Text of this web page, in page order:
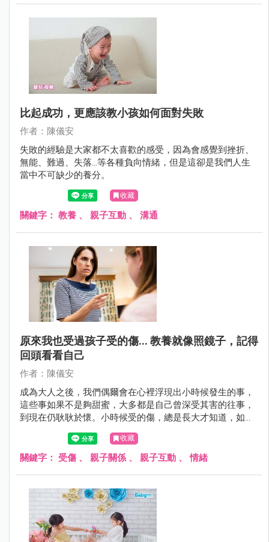
比起成功，更應該教小孩如何面對失敗
作者：陳儀安
失敗的經驗是大家都不太喜歡的感受，因為會感覺到挫折、
無能、難過、失落...等各種負向情緒，但是這卻是我們人生
當中不可缺少的養分。
收藏
關鍵字： 教養 、 親子互動 、 溝通
原來我也受過孩子受的傷... 教養就像照鏡子，記得
回頭看看自己
作者：陳儀安
成為大人之後，我們偶爾會在心裡浮現出小時候發生的事，
這些事如果不是夠甜蜜，大多都是自己曾深受其害的往事，
到現在仍耿耿於懷。小時候受的傷，總是長大才知道，如果
沒有意識到這樣的傷口，我們就容易複製到自己對孩子的教
養模式上，爸爸媽媽們～你發現了嗎？
收藏
關鍵字： 受傷 、 親子關係 、 親子互動 、情緒